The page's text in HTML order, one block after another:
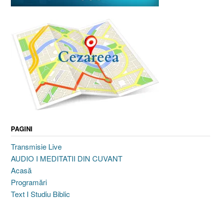
PAGINI
Transmisie Live
AUDIO I MEDITATII DIN CUVANT
Acasă
Programări
Text I Studiu Biblic